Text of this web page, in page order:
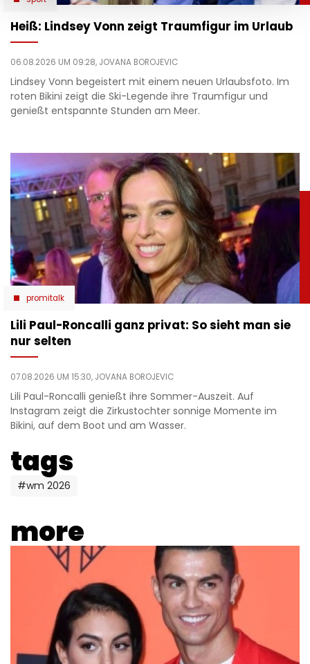
Heiß: Lindsey Vonn zeigt Traumfigur im Urlaub
06.08.2026 UM 09:28, JOVANA BOROJEVIC
Lindsey Vonn begeistert mit einem neuen Urlaubsfoto. Im
roten Bikini zeigt die Ski-Legende ihre Traumfigur und
genießt entspannte Stunden am Meer.
promitalk
Lili Paul-Roncalli ganz privat: So sieht man sie
nur selten
07.08.2026 UM 15:30, JOVANA BOROJEVIC
Lili Paul-Roncalli genießt ihre Sommer-Auszeit. Auf
Instagram zeigt die Zirkustochter sonnige Momente im
Bikini, auf dem Boot und am Wasser.
tags
#wm 2026
more